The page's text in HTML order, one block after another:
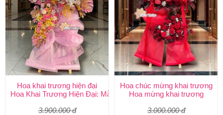
Hoa khai trương hiện đại
Hoa Khai Trương Hiện Đại: Mẫu Đẹp, Sang Trọng & Giao Nhanh
3.900.000 đ
Hoa chúc mừng khai trương
Hoa mừng khai trương
3.000.000 đ